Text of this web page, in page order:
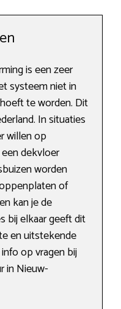
is een zeer
systeem niet in
te worden. Dit
In situaties
willen op
dekvloer
worden
of
kan je de
bij elkaar geeft dit
en uitstekende
op vragen bij
in Nieuw-